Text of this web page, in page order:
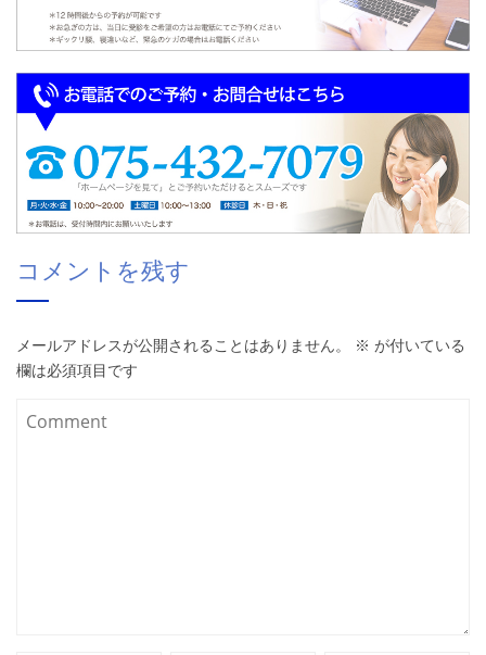
コメントを残す
メールアドレスが公開されることはありません。 ※ が付いている
欄は必須項目です